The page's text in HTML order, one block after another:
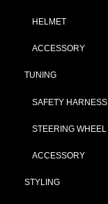
HELMET
ACCESSORY
TUNING
SAFETY HARNESS
STEERING WHEEL
ACCESSORY
STYLING